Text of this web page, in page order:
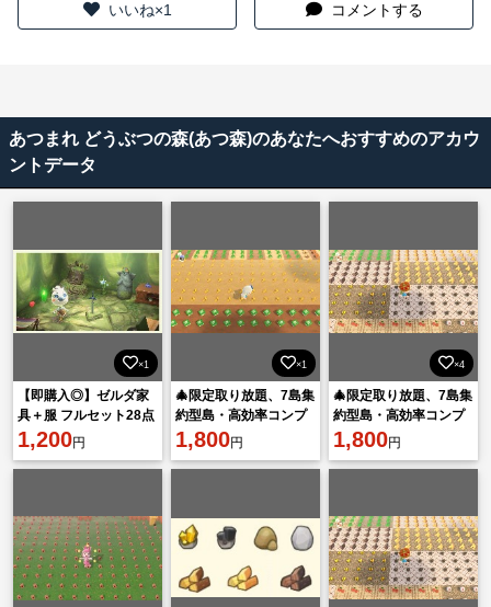
いいね×1 コメントする
あつまれ どうぶつの森(あつ森)のあなたへおすすめのアカウ
ントデータ
×1
【即購入◎】ゼルダ家
具＋服 フルセット28点
1,200円
×1
🎄限定取り放題、7島集
約型島・高効率コンプ
リートする！
1,800円
×4
🎄限定取り放題、7島集
約型島・高効率コンプ
リートする！
1,800円